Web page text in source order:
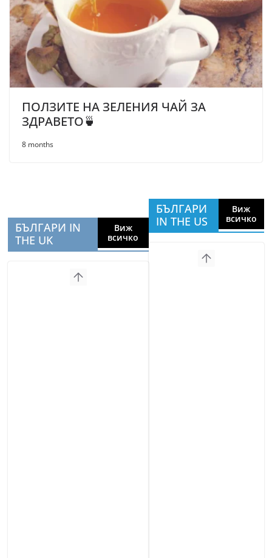
ПОЛЗИТЕ НА ЗЕЛЕНИЯ ЧАЙ ЗА
ЗДРАВЕТО🍵
8 months
БЪЛГАРИ IN
THE UK
Виж
всичко
БЪЛГАРИ
IN THE US
Виж
всичко